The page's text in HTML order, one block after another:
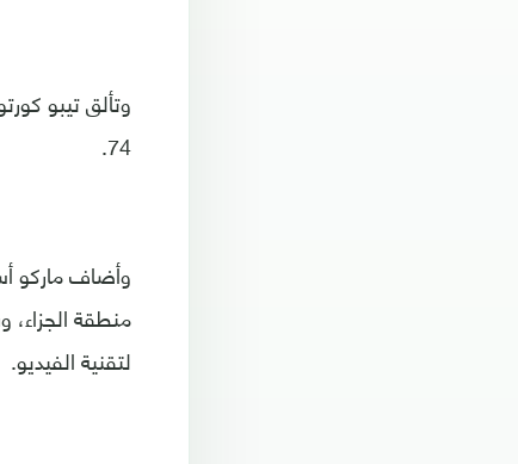
وتألق تيبو
74.
منطقة الجزاء،
لتقنية الفيديو.